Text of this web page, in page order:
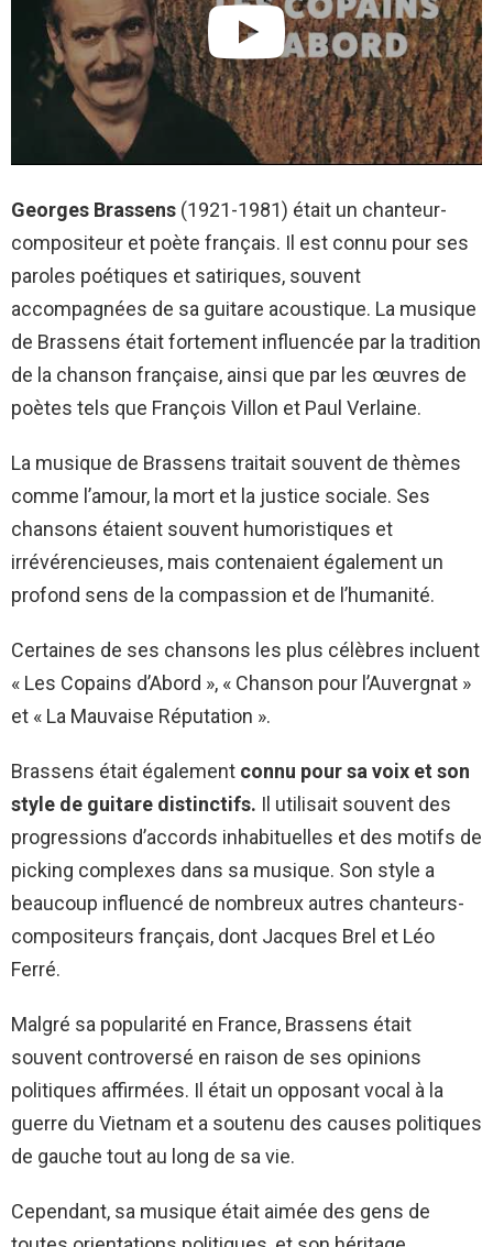
Georges Brassens (1921-1981) était un chanteur-
compositeur et poète français. Il est connu pour ses
paroles poétiques et satiriques, souvent
accompagnées de sa guitare acoustique. La musique
de Brassens était fortement influencée par la tradition
de la chanson française, ainsi que par les œuvres de
poètes tels que François Villon et Paul Verlaine.
La musique de Brassens traitait souvent de thèmes
comme l’amour, la mort et la justice sociale. Ses
chansons étaient souvent humoristiques et
irrévérencieuses, mais contenaient également un
profond sens de la compassion et de l’humanité.
Certaines de ses chansons les plus célèbres incluent
« Les Copains d’Abord », « Chanson pour l’Auvergnat »
et « La Mauvaise Réputation ».
Brassens était également connu pour sa voix et son
style de guitare distinctifs. Il utilisait souvent des
progressions d’accords inhabituelles et des motifs de
picking complexes dans sa musique. Son style a
beaucoup influencé de nombreux autres chanteurs-
compositeurs français, dont Jacques Brel et Léo
Ferré.
Malgré sa popularité en France, Brassens était
souvent controversé en raison de ses opinions
politiques affirmées. Il était un opposant vocal à la
guerre du Vietnam et a soutenu des causes politiques
de gauche tout au long de sa vie.
Cependant, sa musique était aimée des gens de